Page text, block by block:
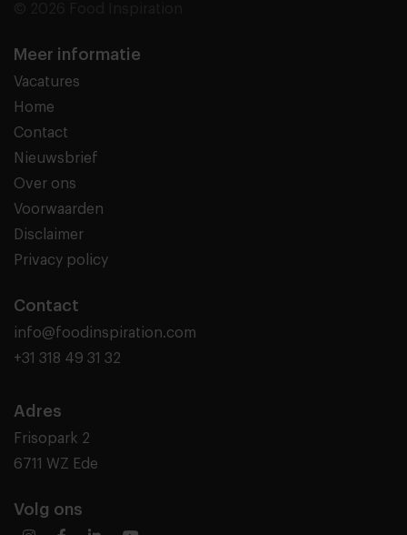
Meer informatie
Vacatures
Home
Contact
Nieuwsbrief
Over ons
Voorwaarden
Disclaimer
Privacy policy
Contact
info@foodinspiration.com
+31 318 49 31 32
Adres
Frisopark 2
6711 WZ Ede
Volg ons